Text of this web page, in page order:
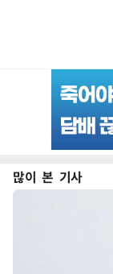
많이 본 기사